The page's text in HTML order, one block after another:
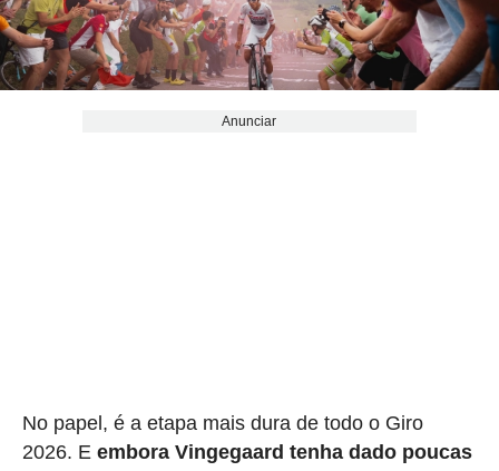
Anunciar
No papel, é a etapa mais dura de todo o Giro
2026. E embora Vingegaard tenha dado poucas